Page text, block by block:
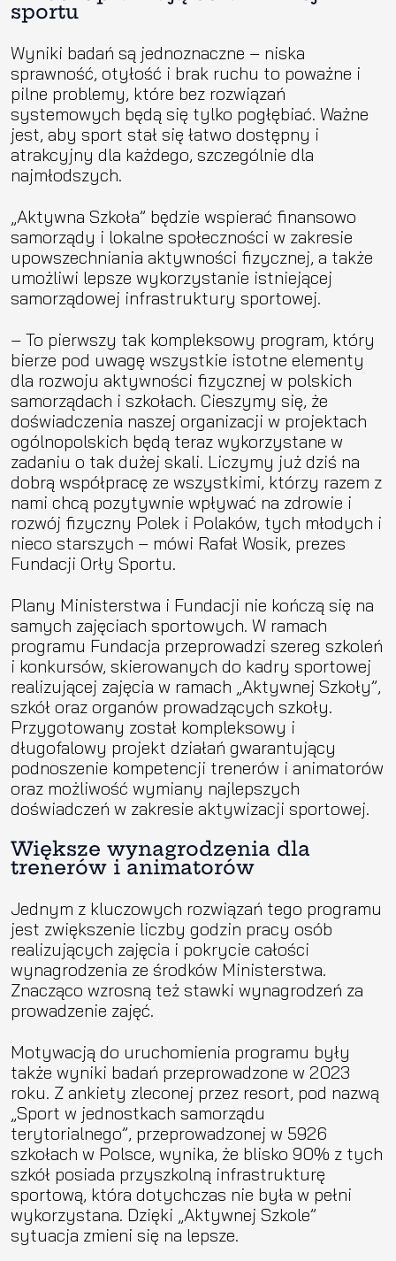
sportu
Wyniki badań są jednoznaczne – niska
sprawność, otyłość i brak ruchu to poważne i
pilne problemy, które bez rozwiązań
systemowych będą się tylko pogłębiać. Ważne
jest, aby sport stał się łatwo dostępny i
atrakcyjny dla każdego, szczególnie dla
najmłodszych.
„Aktywna Szkoła” będzie wspierać finansowo
samorządy i lokalne społeczności w zakresie
upowszechniania aktywności fizycznej, a także
umożliwi lepsze wykorzystanie istniejącej
samorządowej infrastruktury sportowej.
– To pierwszy tak kompleksowy program, który
bierze pod uwagę wszystkie istotne elementy
dla rozwoju aktywności fizycznej w polskich
samorządach i szkołach. Cieszymy się, że
doświadczenia naszej organizacji w projektach
ogólnopolskich będą teraz wykorzystane w
zadaniu o tak dużej skali. Liczymy już dziś na
dobrą współpracę ze wszystkimi, którzy razem z
nami chcą pozytywnie wpływać na zdrowie i
rozwój fizyczny Polek i Polaków, tych młodych i
nieco starszych – mówi Rafał Wosik, prezes
Fundacji Orły Sportu.
Plany Ministerstwa i Fundacji nie kończą się na
samych zajęciach sportowych. W ramach
programu Fundacja przeprowadzi szereg szkoleń
i konkursów, skierowanych do kadry sportowej
realizującej zajęcia w ramach „Aktywnej Szkoły”,
szkół oraz organów prowadzących szkoły.
Przygotowany został kompleksowy i
długofalowy projekt działań gwarantujący
podnoszenie kompetencji trenerów i animatorów
oraz możliwość wymiany najlepszych
doświadczeń w zakresie aktywizacji sportowej.
Większe wynagrodzenia dla
trenerów i animatorów
Jednym z kluczowych rozwiązań tego programu
jest zwiększenie liczby godzin pracy osób
realizujących zajęcia i pokrycie całości
wynagrodzenia ze środków Ministerstwa.
Znacząco wzrosną też stawki wynagrodzeń za
prowadzenie zajęć.
Motywacją do uruchomienia programu były
także wyniki badań przeprowadzone w 2023
roku. Z ankiety zleconej przez resort, pod nazwą
„Sport w jednostkach samorządu
terytorialnego”, przeprowadzonej w 5926
szkołach w Polsce, wynika, że blisko 90% z tych
szkół posiada przyszkolną infrastrukturę
sportową, która dotychczas nie była w pełni
wykorzystana. Dzięki „Aktywnej Szkole”
sytuacja zmieni się na lepsze.